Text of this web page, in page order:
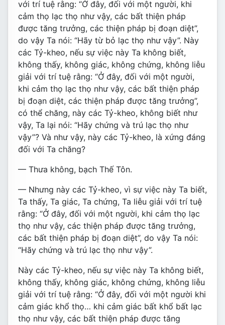
với trí tuệ rằng: “Ở đây, đối với một người, khi
cảm thọ lạc thọ như vậy, các bất thiện pháp
được tăng trưởng, các thiện pháp bị đoạn diệt”,
do vậy Ta nói: “Hãy từ bỏ lạc thọ như vậy”. Này
các Tỷ-kheo, nếu sự việc này Ta không biết,
không thấy, không giác, không chứng, không liễu
giải với trí tuệ rằng: “Ở đây, đối với một người,
khi cảm thọ lạc thọ như vậy, các bất thiện pháp
bị đoạn diệt, các thiện pháp được tăng trưởng”,
có thể chăng, này các Tỷ-kheo, không biết như
vậy, Ta lại nói: “Hãy chứng và trú lạc thọ như
vậy”? Và như vậy, này các Tỷ-kheo, là xứng đáng
đối với Ta chăng?
— Thưa không, bạch Thế Tôn.
— Nhưng này các Tỷ-kheo, vì sự việc này Ta biết,
Ta thấy, Ta giác, Ta chứng, Ta liễu giải với trí tuệ
rằng: “Ở đây, đối với một người, khi cảm thọ lạc
thọ như vậy, các thiện pháp được tăng trưởng,
các bất thiện pháp bị đoạn diệt”, do vậy Ta nói:
“Hãy chứng và trú lạc thọ như vậy”.
Này các Tỷ-kheo, nếu sự việc này Ta không biết,
không thấy, không giác, không chứng, không liễu
giải với trí tuệ rằng: “Ở đây, đối với một người khi
cảm giác khổ thọ… khi cảm giác bất khổ bất lạc
thọ như vậy, các bất thiện pháp được tăng